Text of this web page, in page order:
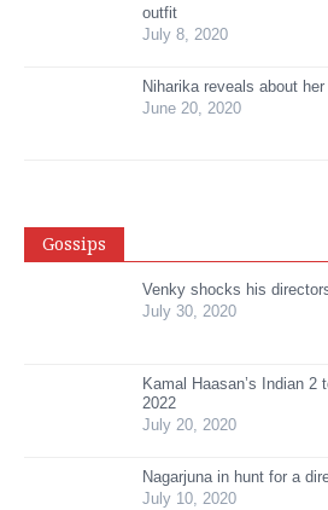
outfit
July 8, 2020
Niharika reveals about
June 20, 2020
Gossips
Venky shocks his
July 30, 2020
Kamal Haasan’s Indian 2
2022
July 20, 2020
Nagarjuna in hunt for a
July 10, 2020